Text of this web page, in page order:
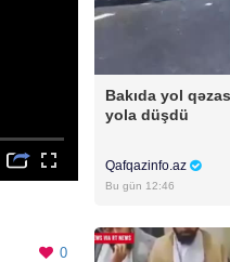
0
Bakıda yol
yola düşdü
Qafqazinfo.az
Bu gün 12:46